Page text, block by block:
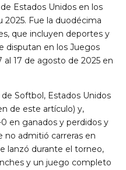
Estados Unidos en los
Fue la duodécima
que incluyen deportes y
disputan en los Juegos
17 de agosto de 2025 en
Softbol, Estados Unidos
de este artículo) y,
en ganados y perdidos y
no admitió carreras en
lanzó durante el torneo,
y un juego completo